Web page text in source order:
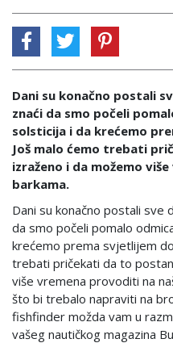
Dani su konačno postali
znaći da smo počeli
solsticija i da krećemo
Još malo ćemo trebati
izraženo i da možemo
barkama.
Dani su konačno postali sve
da smo počeli pomalo
krećemo prema svjetlijem
trebati pričekati da to
više vremena provoditi na
što bi trebalo napraviti na
fishfinder možda vam u
vašeg nautičkog magazina